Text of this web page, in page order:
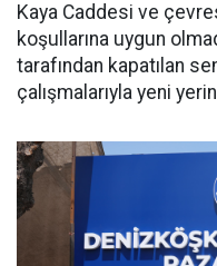
Kaya Caddesi ve
koşullarına uygun
tarafından kapatılan
çalışmalarıyla yeni